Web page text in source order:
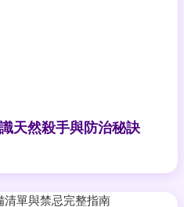
天然殺手與防治秘訣